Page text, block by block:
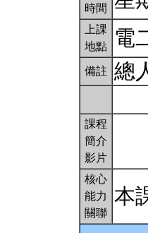
時間
上課
地點
電
備註 總
課程
簡介
影片
核心
能力
關聯
本